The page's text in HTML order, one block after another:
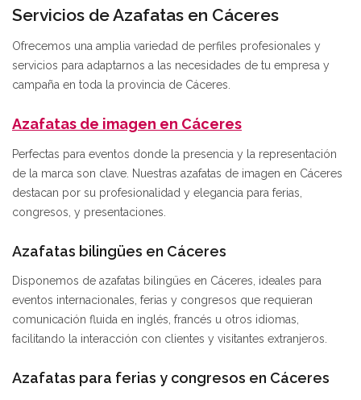
Servicios de Azafatas en Cáceres
Ofrecemos una amplia variedad de perfiles profesionales y
servicios para adaptarnos a las necesidades de tu empresa y
campaña en toda la provincia de Cáceres.
Azafatas de imagen en Cáceres
Perfectas para eventos donde la presencia y la representación
de la marca son clave. Nuestras azafatas de imagen en Cáceres
destacan por su profesionalidad y elegancia para ferias,
congresos, y presentaciones.
Azafatas bilingües en Cáceres
Disponemos de azafatas bilingües en Cáceres, ideales para
eventos internacionales, ferias y congresos que requieran
comunicación fluida en inglés, francés u otros idiomas,
facilitando la interacción con clientes y visitantes extranjeros.
Azafatas para ferias y congresos en Cáceres